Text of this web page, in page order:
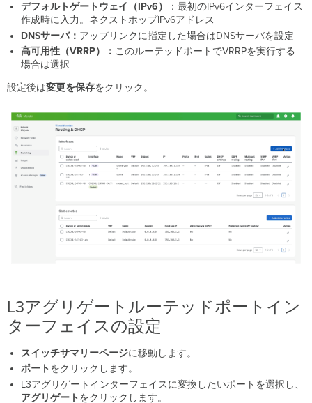
デフォルトゲートウェイ（IPv6）
：最初のIPv6インターフェイス
作成時に入力。ネクストホップIPv6アドレス
DNSサーバ： アップリンクに指定した場合はDNSサーバを設定
高可用性（VRRP）： このルーテッドポートでVRRPを実行する
場合は選択
設定後は変更を保存をクリック。
L3アグリゲートルーテッドポートイン
ターフェイスの設定
スイッチサマリーページに移動します。
ポート をクリックします。
L3アグリゲートインターフェイスに変換したいポートを選択し、
アグリゲート をクリックします。